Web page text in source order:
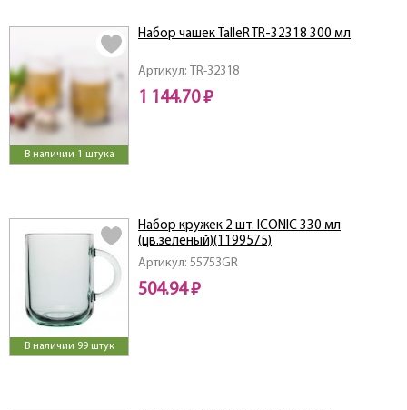
В наличии 1 штука
Артикул: TR-32318
Набор чашек TalleR TR-32318 300 мл
1 144.70 ₽
В наличии 99 штук
Артикул: 55753GR
Набор кружек 2 шт. ICONIC 330 мл
(цв.зеленый)(1199575)
504.94 ₽